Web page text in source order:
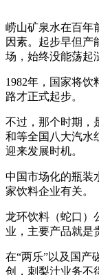
崂山矿泉水在百年
因素。起步早但产
场，始终没能荡起
1982年，国家将
路才正式起步。
不过，那个时期，
和等全国八大汽水
迎来发展时机。
中国市场化的瓶装
家饮料企业有关。
龙环饮料（蛇口）
业，主要产品就是
在“两乐”以及国产
创，刺梨汁业务不